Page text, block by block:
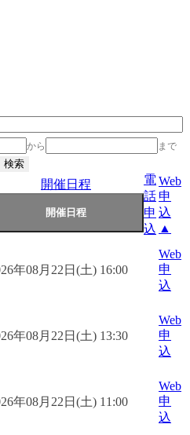
から まで
開催日程
電
話
申
込
Web
申
込
▲
年08月22日(土) 16:00
Web
申
込
年08月22日(土) 13:30
Web
申
込
年08月22日(土) 11:00
Web
申
込